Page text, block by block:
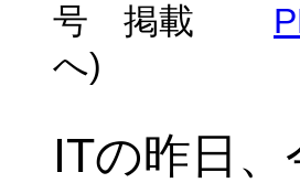
号 掲載
へ)
ITの昨日、